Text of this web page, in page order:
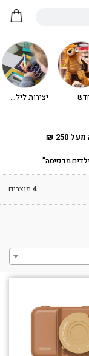
יצירות לילדים - יצירה לילדים
₪
מדפיסה”
4 מוצרים